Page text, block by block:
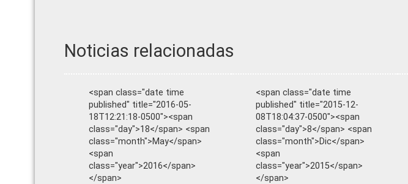
Noticias relacionadas
<span class="date time
published" title="2016-05-
18T12:21:18-0500"><span
class="day">18</span> <span
class="month">May</span>
<span
class="year">2016</span>
</span>
<span class="date time
published" title="2015-12-
08T18:04:37-0500"><span
class="day">8</span> <span
class="month">Dic</span>
<span
class="year">2015</span>
</span>